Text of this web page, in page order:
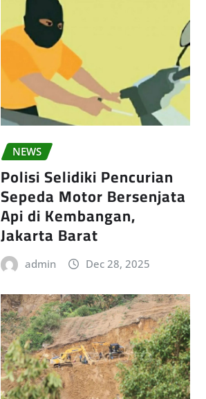
NEWS
Polisi Selidiki Pencurian
Sepeda Motor Bersenjata
Api di Kembangan,
Jakarta Barat
admin Dec 28, 2025